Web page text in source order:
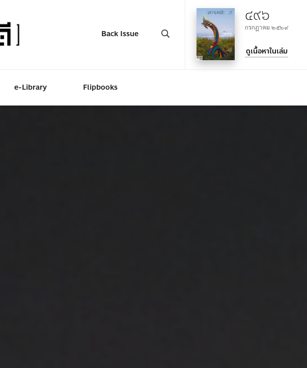
Back Issue
๔๙๖
กรกฎาคม ๒๕๖๙
ดูเนื้อหาในเล่ม
e-Library Flipbooks